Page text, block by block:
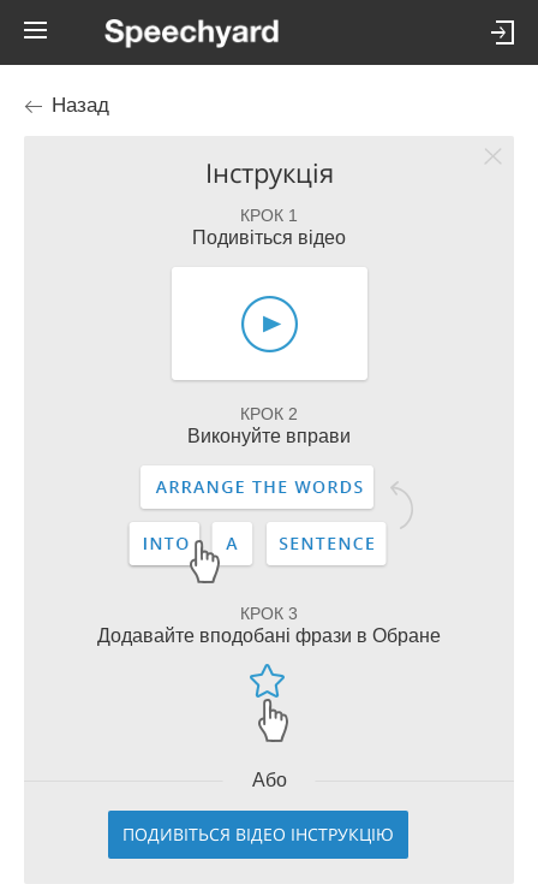
Назад
Інструкція
КРОК 1
Подивіться відео
КРОК 2
Виконуйте вправи
КРОК 3
Додавайте вподобані фрази в Обране
Або
ПОДИВІТЬСЯ ВІДЕО ІНСТРУКЦІЮ